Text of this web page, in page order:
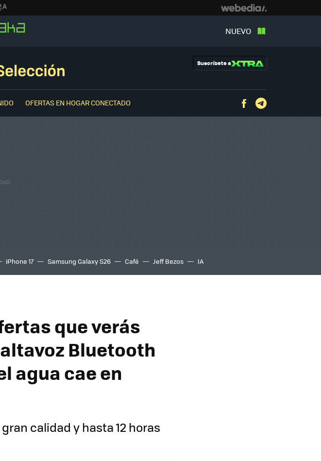
NUEVO
Suscríbete a
OFERTAS EN HOGAR CONECTADO Facebook
iPhone 17 Samsung Galaxy S26 Café Jeff Bezos IA
que verás
Bluetooth
agua cae en
calidad y hasta 12 horas